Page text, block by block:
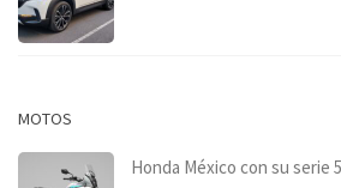
MOTOS
Honda México con su serie